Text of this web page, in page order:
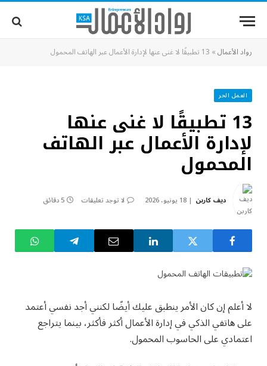
رواد الأعمال» 13 تطبيقًا لا غنى عنها لإدارة الأعمال عبر الهاتف المحمول
العمل الحر
13 تطبيقًا لا غنى عنها
لإدارة الأعمال عبر الهاتف
المحمول
ديف كاربن 18 يونيو، 2026 لا توجد تعليقات 5 دقائق
لا أعلم إن كان الأمر ينطبق عليك أيضًا لكنني أجد نفسي أعتمد
على هاتفي الذكي في إدارة الأعمال أكثر فأكثر، بينما يتراجع
اعتمادي على الحاسوب المحمول.